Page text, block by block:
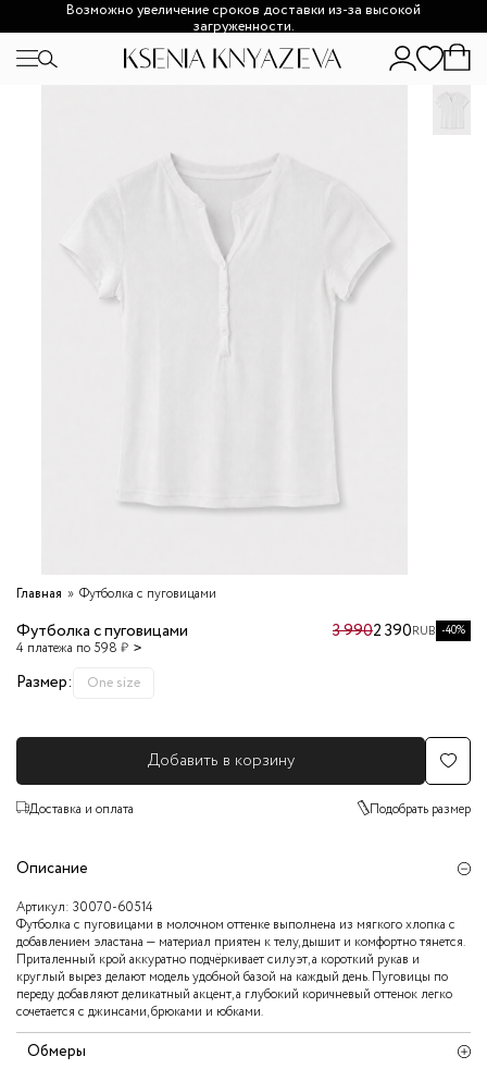
Возможно увеличение сроков доставки из-за высокой
загруженности.
Главная Футболка с пуговицами
Футболка с пуговицами
4 платежа по 598 ₽
3 9902 390RUB -40%
Размер: One size
Добавить в корзину
Доставка и оплата Подобрать размер
Описание
Артикул: 30070-60514
Футболка с пуговицами в молочном оттенке выполнена из мягкого хлопка с
добавлением эластана — материал приятен к телу, дышит и комфортно тянется.
Приталенный крой аккуратно подчёркивает силуэт, а короткий рукав и
круглый вырез делают модель удобной базой на каждый день. Пуговицы по
переду добавляют деликатный акцент, а глубокий коричневый оттенок легко
сочетается с джинсами, брюками и юбками.
Обмеры